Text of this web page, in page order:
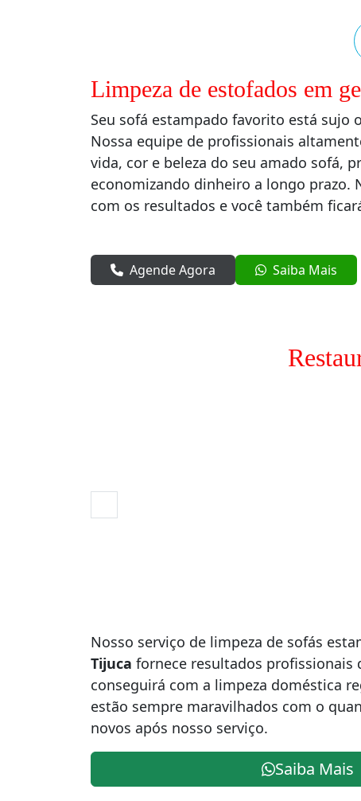
Limpeza de estofados em
Seu sofá estampado favorito está sujo
Nossa equipe de profissionais
vida, cor e beleza do seu amado sofá,
economizando dinheiro a longo prazo.
com os resultados e você também
Agende Agora Saiba Mais
Nosso serviço de limpeza de sofás
Tijuca fornece resultados profissionais
conseguirá com a limpeza doméstica
estão sempre maravilhados com o
novos após nosso serviço.
Saiba Mais